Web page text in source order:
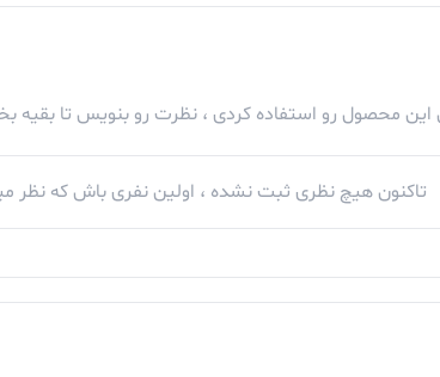
این محصول رو استفاده کردی ، نظرت رو بنویس تا بقیه
تاکنون هیچ نظری ثبت نشده ، اولین نفری باش که نظر